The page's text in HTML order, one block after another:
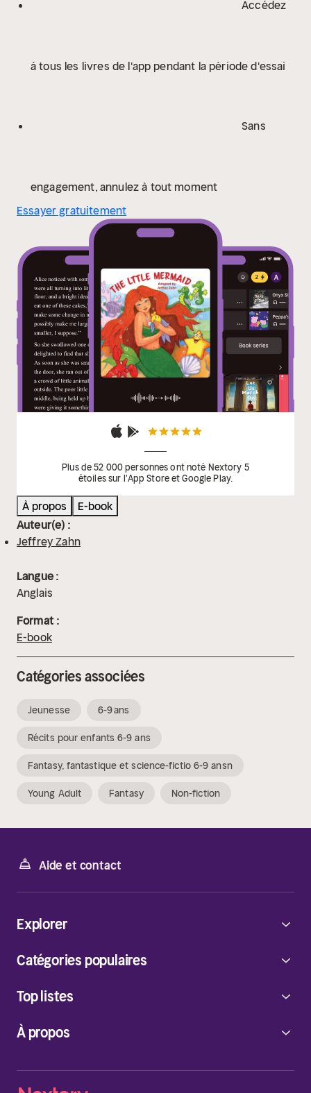
Accédez
à tous les livres de l'app pendant la période d'essai
Sans
engagement, annulez à tout moment
Essayer gratuitement
Plus de 52 000 personnes ont noté Nextory 5
étoiles sur l'App Store et Google Play.
À propos
E-book
Auteur(e) :
Jeffrey Zahn
Langue :
Anglais
Format :
E-book
Catégories associées
Jeunesse 6-9 ans
Récits pour enfants 6-9 ans
Fantasy, fantastique et science-fictio 6-9 ansn
Young Adult Fantasy Non-fiction
Aide et contact
À propos
Explorer
Catégories populaires
Top listes